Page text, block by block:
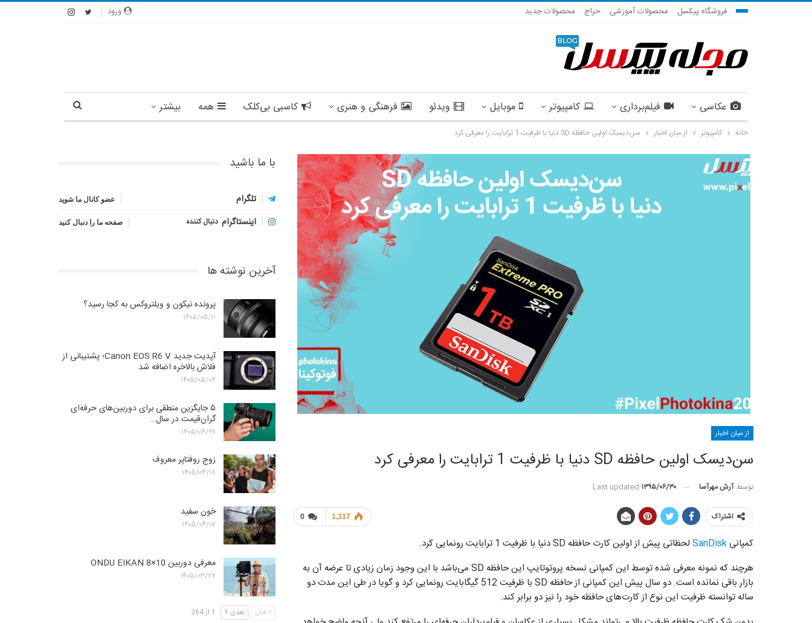
ورود فروشگاه پیکسل محصولات آموزشی حراج محصولات جدید
عکاسی فیلم‌برداری کامپیوتر موبایل ویدئو فرهنگی و هنری کاسبی بی‌کلک همه بیشتر
خانه کامپیوتر از میان اخبار سن‌دیسک اولین حافظه SD دنیا با ظرفیت 1 ترابایت را معرفی کرد
از میان اخبار
سن‌دیسک اولین حافظه SD دنیا با ظرفیت 1 ترابایت را معرفی کرد
توسط آرش مهرآسا Last updated ۱۳۹۵/۰۶/۳۰
0 1,317 اشتراک
کمپانی SanDisk لحظاتی پیش از اولین کارت حافظه SD دنیا با ظرفیت 1 ترابایت رونمایی کرد.
هرچند که نمونه معرفی شده توسط این کمپانی نسخه پروتوتایپ این حافظه SD می‌باشد با این وجود زمان زیادی تا عرضه آن به
بازار باقی نمانده است. دو سال پیش این کمپانی از حافظه SD با ظرفیت 512 گیگابایت رونمایی کرد و گویا در طی این مدت دو
ساله توانسته ظرفیت این نوع از کارت‌های حافظه خود را نیز دو برابر کند.
با ما باشید
تلگرام عضو کانال ما شوید
اینستاگرام دنبال کننده صفحه ما را دنبال کنید
آخرین نوشته ها
پرونده نیکون و ویلتروکس به کجا رسید؟
۱۴۰۵/۰۵/۱۱
آپدیت جدید Canon EOS R6 V؛ پشتیبانی از
فلاش بالاخره اضافه شد
۱۴۰۵/۰۵/۰۴
۵ جایگزین منطقی برای دوربین‌های حرفه‌ای
گران‌قیمت در سال…
۱۴۰۵/۰۴/۲۸
زوج روفتاپر معروف
۱۴۰۵/۰۴/۱۸
خون سفید
۱۴۰۵/۰۴/۰۷
معرفی دوربین ONDU EIKAN 8×10
۱۴۰۵/۰۳/۲۷
قبلی بعدی 1 از 364